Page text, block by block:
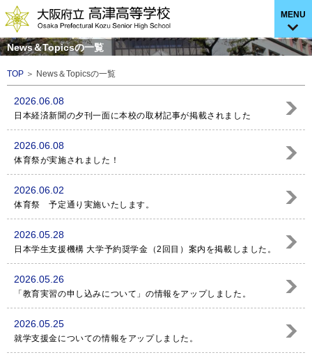
MENU
News＆Topicsの一覧
TOP ＞ News＆Topicsの一覧
2026.06.08
日本経済新聞の夕刊一面に本校の取材記事が掲載されました
2026.06.08
体育祭が実施されました！
2026.06.02
体育祭 予定通り実施いたします。
2026.05.28
日本学生支援機構 大学予約奨学金（2回目）案内を掲載しました。
2026.05.26
「教育実習の申し込みについて」の情報をアップしました。
2026.05.25
就学支援金についての情報をアップしました。